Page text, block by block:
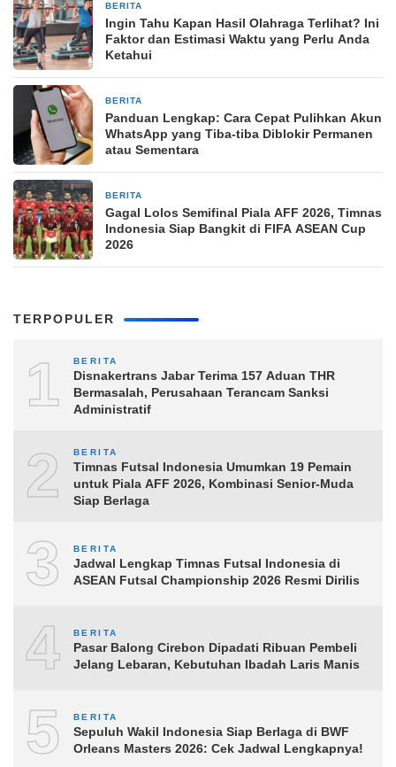
BERITA
Ingin Tahu Kapan Hasil Olahraga Terlihat? Ini
Faktor dan Estimasi Waktu yang Perlu Anda
Ketahui
BERITA
Panduan Lengkap: Cara Cepat Pulihkan Akun
WhatsApp yang Tiba-tiba Diblokir Permanen
atau Sementara
BERITA
Gagal Lolos Semifinal Piala AFF 2026, Timnas
Indonesia Siap Bangkit di FIFA ASEAN Cup
2026
TERPOPULER
1 BERITA
Disnakertrans Jabar Terima 157 Aduan THR
Bermasalah, Perusahaan Terancam Sanksi
Administratif
2 BERITA
Timnas Futsal Indonesia Umumkan 19 Pemain
untuk Piala AFF 2026, Kombinasi Senior-Muda
Siap Berlaga
3 BERITA
Jadwal Lengkap Timnas Futsal Indonesia di
ASEAN Futsal Championship 2026 Resmi Dirilis
4 BERITA
Pasar Balong Cirebon Dipadati Ribuan Pembeli
Jelang Lebaran, Kebutuhan Ibadah Laris Manis
5 BERITA
Sepuluh Wakil Indonesia Siap Berlaga di BWF
Orleans Masters 2026: Cek Jadwal Lengkapnya!